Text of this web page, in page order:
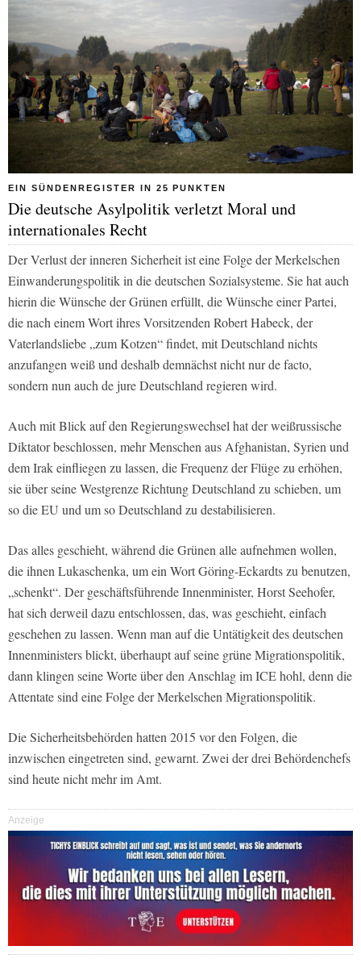
EIN SÜNDENREGISTER IN 25 PUNKTEN
Die deutsche Asylpolitik verletzt Moral und
internationales Recht
Der Verlust der inneren Sicherheit ist eine Folge der Merkelschen
Einwanderungspolitik in die deutschen Sozialsysteme. Sie hat auch
hierin die Wünsche der Grünen erfüllt, die Wünsche einer Partei,
die nach einem Wort ihres Vorsitzenden Robert Habeck, der
Vaterlandsliebe „zum Kotzen“ findet, mit Deutschland nichts
anzufangen weiß und deshalb demnächst nicht nur de facto,
sondern nun auch de jure Deutschland regieren wird.
Auch mit Blick auf den Regierungswechsel hat der weißrussische
Diktator beschlossen, mehr Menschen aus Afghanistan, Syrien und
dem Irak einfliegen zu lassen, die Frequenz der Flüge zu erhöhen,
sie über seine Westgrenze Richtung Deutschland zu schieben, um
so die EU und um so Deutschland zu destabilisieren.
Das alles geschieht, während die Grünen alle aufnehmen wollen,
die ihnen Lukaschenka, um ein Wort Göring-Eckardts zu benutzen,
„schenkt“. Der geschäftsführende Innenminister, Horst Seehofer,
hat sich derweil dazu entschlossen, das, was geschieht, einfach
geschehen zu lassen. Wenn man auf die Untätigkeit des deutschen
Innenministers blickt, überhaupt auf seine grüne Migrationspolitik,
dann klingen seine Worte über den Anschlag im ICE hohl, denn die
Attentate sind eine Folge der Merkelschen Migrationspolitik.
Die Sicherheitsbehörden hatten 2015 vor den Folgen, die
inzwischen eingetreten sind, gewarnt. Zwei der drei Behördenchefs
sind heute nicht mehr im Amt.
Anzeige